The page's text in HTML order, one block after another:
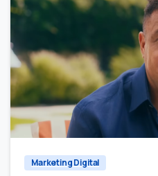
Marketing Digital